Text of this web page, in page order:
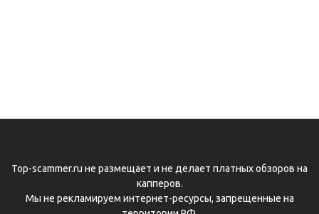
Top-scammer.ru не размещает и не делает платных обзоров на
капперов.
Мы не рекламируем интернет-ресурсы, запрещенные на